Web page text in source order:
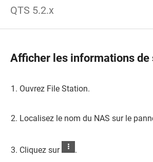
QTS 5.2.x
Afficher les informations de
Ouvrez File Station.
Localisez le nom du NAS sur le
Cliquez sur .